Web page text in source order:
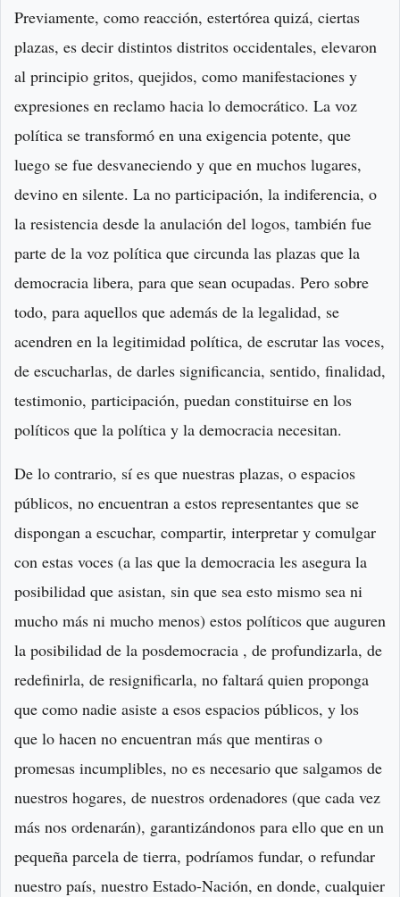
Previamente, como reacción, estertórea quizá, ciertas
plazas, es decir distintos distritos occidentales, elevaron
al principio gritos, quejidos, como manifestaciones y
expresiones en reclamo hacia lo democrático. La voz
política se transformó en una exigencia potente, que
luego se fue desvaneciendo y que en muchos lugares,
devino en silente. La no participación, la indiferencia, o
la resistencia desde la anulación del logos, también fue
parte de la voz política que circunda las plazas que la
democracia libera, para que sean ocupadas. Pero sobre
todo, para aquellos que además de la legalidad, se
acendren en la legitimidad política, de escrutar las voces,
de escucharlas, de darles significancia, sentido, finalidad,
testimonio, participación, puedan constituirse en los
políticos que la política y la democracia necesitan.
De lo contrario, sí es que nuestras plazas, o espacios
públicos, no encuentran a estos representantes que se
dispongan a escuchar, compartir, interpretar y comulgar
con estas voces (a las que la democracia les asegura la
posibilidad que asistan, sin que sea esto mismo sea ni
mucho más ni mucho menos) estos políticos que auguren
la posibilidad de la posdemocracia , de profundizarla, de
redefinirla, de resignificarla, no faltará quien proponga
que como nadie asiste a esos espacios públicos, y los
que lo hacen no encuentran más que mentiras o
promesas incumplibles, no es necesario que salgamos de
nuestros hogares, de nuestros ordenadores (que cada vez
más nos ordenarán), garantizándonos para ello que en un
pequeña parcela de tierra, podríamos fundar, o refundar
nuestro país, nuestro Estado-Nación, en donde, cualquier